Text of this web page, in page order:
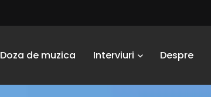
Doza de muzica Interviuri Despre